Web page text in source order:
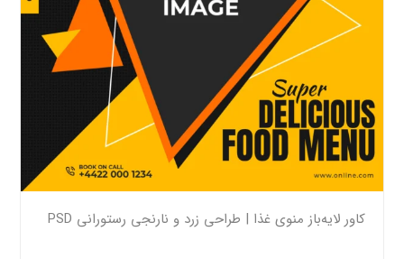
کاور لایه‌باز منوی غذا | طراحی زرد و نارنجی رستورانی PSD